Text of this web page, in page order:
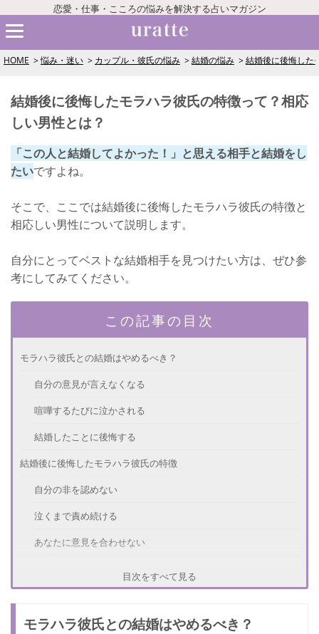
恋愛・仕事・こころの悩みを解決する占いマガジン
HOME 悩み・迷い カップル・彼氏の悩み 結婚の悩み 結婚後に後悔した
結婚後に後悔したモラハラ彼氏の特徴って？相応
しい男性とは？
「この人と結婚してよかった！」と思える相手と結婚をし
たいですよね。
そこで、ここでは結婚後に後悔したモラハラ彼氏の特徴と
相応しい男性について説明します。
自分にとってベストな結婚相手を見つけたい方は、ぜひ参
考にしてみてください。
この記事の目次
モラハラ彼氏との結婚はやめるべき？
自分の意見が言えなくなる
喧嘩するたびに泣かされる
結婚したことに後悔する
結婚後に後悔したモラハラ彼氏の特徴
自分の非を認めない
泣くまで責め続ける
あなたに意見を合わせない
家事を手伝ってくれる
目次をすべて見る
モラハラ彼氏との結婚はやめるべき？